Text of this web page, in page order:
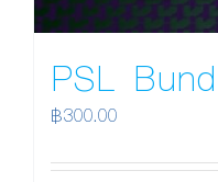
PSL
฿300.00